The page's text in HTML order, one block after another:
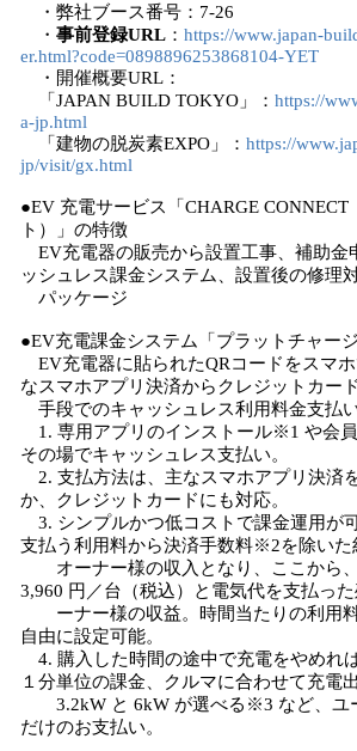
・弊社ブース番号：7-26
・ 事前登録URL ： https://www.japan-
er.html?code=0898896253868104-YET
・開催概要URL：
「JAPAN BUILD TOKYO」： https://
a-jp.html
「建物の脱炭素EXPO」： https://
jp/visit/gx.html
●EV 充電サービス「CHARGE CONNECT
ト）」の特徴
EV充電器の販売から設置工事、補助金
ッシュレス課金システム、設置後の修理
パッケージ
●EV充電課金システム「プラットチャー
EV充電器に貼られたQRコードをスマ
なスマホアプリ決済からクレジットカー
手段でのキャッシュレス利用料金支払
1. 専用アプリのインストール※1 や会
その場でキャッシュレス支払い。
2. 支払方法は、主なスマホアプリ決済
か、クレジットカードにも対応。
3. シンプルかつ低コストで課金運用が
支払う利用料から決済手数料※2を除いた
オーナー様の収入となり、ここから
3,960 円／台（税込）と電気代を支払っ
ーナー様の収益。時間当たりの利用
自由に設定可能。
4. 購入した時間の途中で充電をやめれ
１分単位の課金、クルマに合わせて充電
3.2kW と 6kW が選べる※3 など、ユ
だけのお支払い。